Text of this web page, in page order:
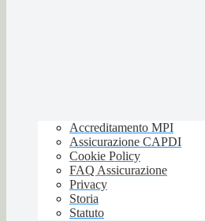
Accreditamento MPI
Assicurazione CAPDI
Cookie Policy
FAQ Assicurazione
Privacy
Storia
Statuto